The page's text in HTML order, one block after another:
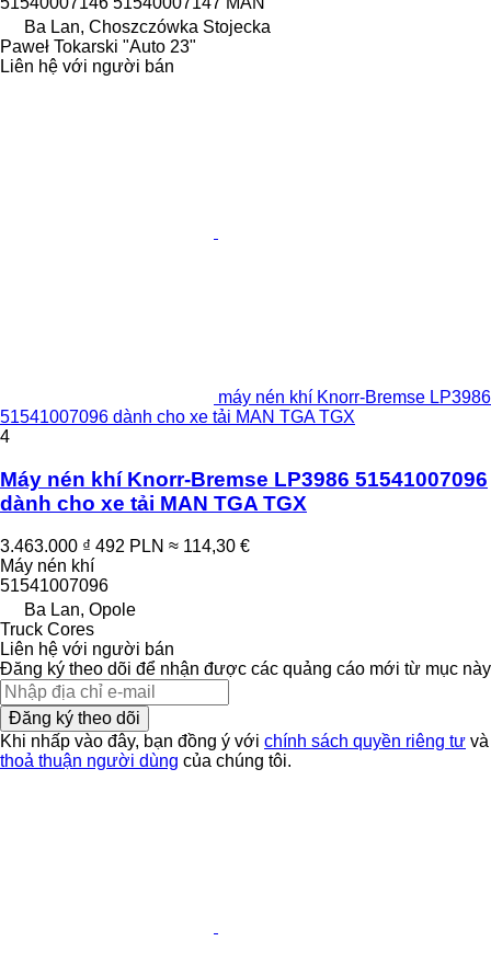
Ba Lan, Choszczówka Stojecka
Paweł Tokarski "Auto 23"
Liên hệ với người bán
máy nén khí Knorr-Bremse LP3986
51541007096 dành cho xe tải MAN TGA TGX
4
Máy nén khí Knorr-Bremse LP3986 51541007096
dành cho xe tải MAN TGA TGX
3.463.000 ₫ 492 PLN ≈ 114,30 €
Máy nén khí
51541007096
Ba Lan, Opole
Truck Cores
Liên hệ với người bán
Đăng ký theo dõi để nhận được các quảng cáo mới từ mục này
Đăng ký theo dõi
Khi nhấp vào đây, bạn đồng ý với chính sách quyền riêng tư và
thoả thuận người dùng của chúng tôi.